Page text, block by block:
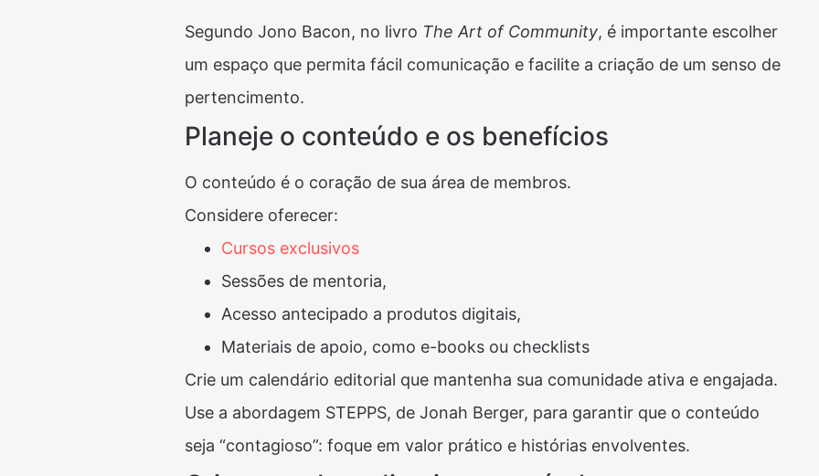
Segundo Jono Bacon, no livro The Art of Community, é importante escolher
um espaço que permita fácil comunicação e facilite a criação de um senso de
pertencimento​​.
Planeje o conteúdo e os benefícios
O conteúdo é o coração de sua área de membros.
Considere oferecer:
Cursos exclusivos
Sessões de mentoria,
Acesso antecipado a produtos digitais,
Materiais de apoio, como e-books ou checklists
Crie um calendário editorial que mantenha sua comunidade ativa e engajada.
Use a abordagem STEPPS, de Jonah Berger, para garantir que o conteúdo
seja “contagioso”: foque em valor prático e histórias envolventes​.